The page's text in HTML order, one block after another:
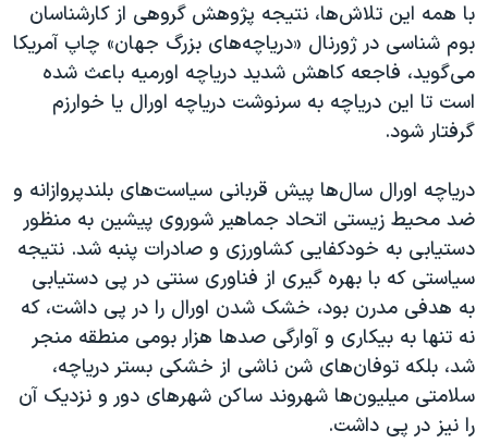
با همه این تلاش‌ها، نتیجه پژوهش گروهی از کارشناسان
بوم شناسی در ژورنال «دریاچه‌های بزرگ جهان» چاپ آمریکا
می‌گوید، فاجعه کاهش شدید دریاچه اورمیه باعث شده
است تا این دریاچه به سرنوشت دریاچه اورال یا خوارزم
گرفتار شود.
دریاچه اورال سال‌ها پیش قربانی سیاست‌های بلندپروازانه و
ضد محیط زیستی اتحاد جماهیر شوروی پیشین به منظور
دستیابی به خودکفایی کشاورزی و صادرات پنبه شد. نتیجه
سیاستی که با بهره گیری از فناوری سنتی در پی دستیابی
به هدفی مدرن بود، خشک شدن اورال را در پی داشت، که
نه تنها به بیکاری و آوارگی صدها هزار بومی منطقه منجر
شد، بلکه توفان‌های شن ناشی از خشکی بستر دریاچه،
سلامتی میلیون‌ها شهروند ساکن شهرهای دور و نزدیک آن
را نیز در پی داشت.